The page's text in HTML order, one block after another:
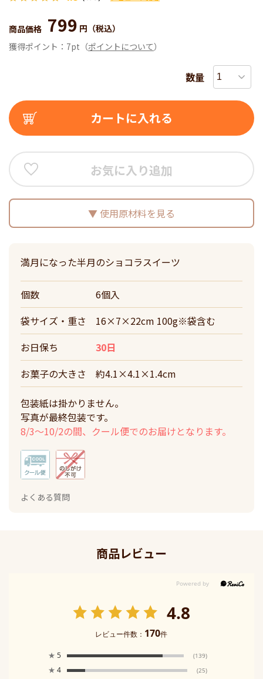
商品価格 799 円 （税込）
獲得ポイント： 7pt （ポイントについて）
数量
カートに入れる
お気に入り追加
使用原材料を見る
満月になった半月のショコラスイーツ
個数
6個入
袋サイズ・重さ
16×7×22cm 100g※袋含む
お日保ち
30日
お菓子の大きさ
約4.1×4.1×1.4cm
包装紙は掛かりません。
写真が最終包装です。
8/3～10/2の間、クール便でのお届けとなります。
よくある質問
商品レビュー
4.8
レビュー件数： 170件
★ 5 (139)
★ 4 (25)